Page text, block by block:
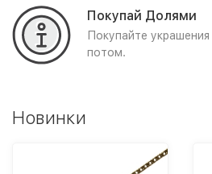
Покупай Долями
Покупайте
потом.
Новинки